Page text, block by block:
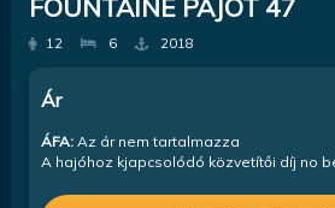
FOUNTAINE PAJOT 47
12 6 2018
Ár
ÁFA:Az ár nem tartalmazza
A hajóhoz kjapcsolódó közvetítői díj no